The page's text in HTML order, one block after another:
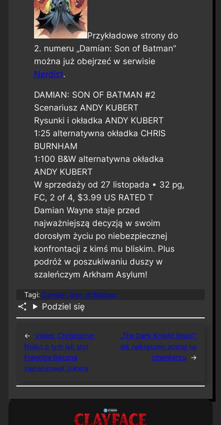
Przykładowe strony do
2. numeru „Damian: Son of Batman”
można już obejrzeć w serwisie
Nerdist.
DAMIAN: SON OF BATMAN #2
Scenariusz ANDY KUBERT
Rysunki i okładka ANDY KUBERT
1:25 alternatywna okładka CHRIS
BURNHAM
1:100 B&W alternatywna okładka
ANDY KUBERT
W sprzedaży od 27 listopada • 32 pg,
FC, 2 of 4, $3.99 US RATED T
Damian Wayne staje przed
najważniejszą decyzją w swoim
dorosłym życiu po niebezpiecznej
konfrontacji z kimś mu bliskim. Plus
podróż w poszukiwaniu duszy w
szaleńczym Arkham Asylum!
Tagi: Damian: Son of Batman
Podziel się
← Video: Christopher
Nolan o tym jak styl
Francisa Bacona
zainspirował Jokera
„The Dark Knight Rises”:
jak nakręcono scenę na
cmentarzu
→